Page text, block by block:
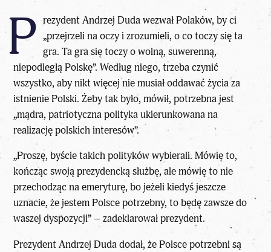
P rezydent Andrzej Duda wezwał Polaków, by ci
„przejrzeli na oczy i zrozumieli, o co toczy się ta
gra. Ta gra się toczy o wolną, suwerenną,
niepodległą Polskę”. Według niego, trzeba czynić
wszystko, aby nikt więcej nie musiał oddawać życia za
istnienie Polski. Żeby tak było, mówił, potrzebna jest
„mądra, patriotyczna polityka ukierunkowana na
realizację polskich interesów”.
„Proszę, byście takich polityków wybierali. Mówię to,
kończąc swoją prezydencką służbę, ale mówię to nie
przechodząc na emeryturę, bo jeżeli kiedyś jeszcze
uznacie, że jestem Polsce potrzebny, to będę zawsze do
waszej dyspozycji” – zadeklarował prezydent.
Prezydent Andrzej Dudadodał, że Polsce potrzebni są